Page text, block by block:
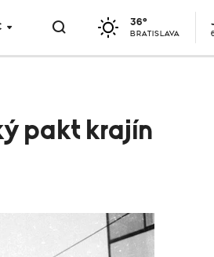
36°
BRATISLAVA
pakt krajín